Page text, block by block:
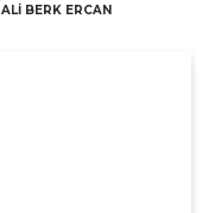
ALI BERK ERCAN